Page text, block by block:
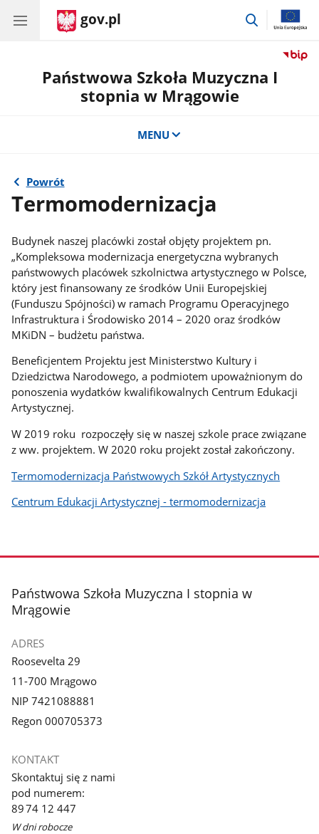
gov.pl
przejdź
Państwowa Szkoła Muzyczna I
stopnia w Mrągowie
MENU
Powrót
Termomodernizacja
Budynek naszej placówki został objęty projektem pn.
„Kompleksowa modernizacja energetyczna wybranych
państwowych placówek szkolnictwa artystycznego w Polsce,
który jest finansowany ze środków Unii Europejskiej
(Funduszu Spójności) w ramach Programu Operacyjnego
Infrastruktura i Środowisko 2014 – 2020 oraz środków
MKiDN – budżetu państwa.
Beneficjentem Projektu jest Ministerstwo Kultury i
Dziedzictwa Narodowego, a podmiotem upoważnionym do
ponoszenia wydatków kwalifikowalnych Centrum Edukacji
Artystycznej.
W 2019 roku rozpoczęły się w naszej szkole prace związane
z ww. projektem. W 2020 roku projekt został zakończony.
Termomodernizacja Państwowych Szkół Artystycznych
Centrum Edukacji Artystycznej - termomodernizacja
stopka
Państwowa Szkoła Muzyczna I stopnia w
Mrągowie
ADRES
Roosevelta 29
11-700 Mrągowo
NIP 7421088881
Regon 000705373
KONTAKT
Skontaktuj się z nami
pod numerem:
89 74 12 447
W dni robocze